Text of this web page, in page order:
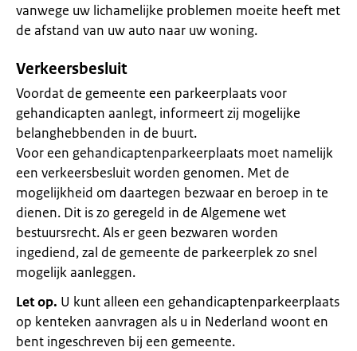
vanwege uw lichamelijke problemen moeite heeft met
de afstand van uw auto naar uw woning.
Verkeersbesluit
Voordat de gemeente een parkeerplaats voor
gehandicapten aanlegt, informeert zij mogelijke
belanghebbenden in de buurt.
Voor een gehandicaptenparkeerplaats moet namelijk
een verkeersbesluit worden genomen. Met de
mogelijkheid om daartegen bezwaar en beroep in te
dienen. Dit is zo geregeld in de Algemene wet
bestuursrecht. Als er geen bezwaren worden
ingediend, zal de gemeente de parkeerplek zo snel
mogelijk aanleggen.
Let op. U kunt alleen een gehandicaptenparkeerplaats
op kenteken aanvragen als u in Nederland woont en
bent ingeschreven bij een gemeente.